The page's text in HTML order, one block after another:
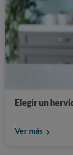
Elegir un
Ver más